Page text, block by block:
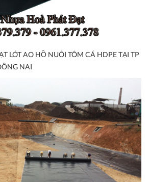
LÓT AO HỒ NUÔI TÔM CÁ HDPE TẠI TP
NAI